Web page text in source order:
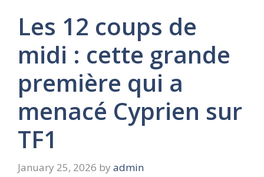
Les 12 coups de
midi : cette grande
première qui a
menacé Cyprien sur
TF1
January 25, 2026 by admin